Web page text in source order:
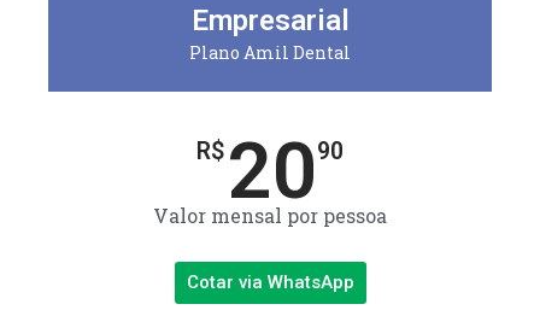
Empresarial
Plano Amil Dental
R$ 2090
Valor mensal por pessoa
Cotar via WhatsApp